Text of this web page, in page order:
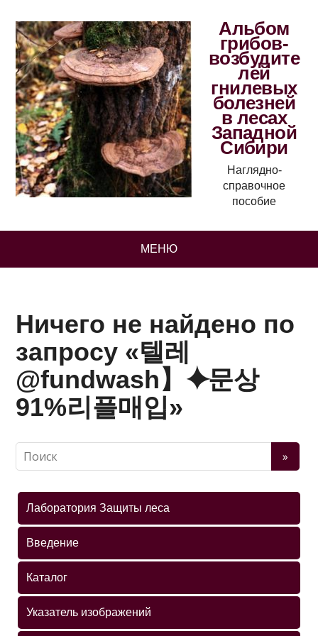
Альбом
грибов-
возбудите
лей
гнилевых
болезней
в лесах
Западной
Сибири
Наглядно-
справочное
пособие
МЕНЮ
Ничего не найдено по
запросу «텔레
@fundwash】⯌문상
91%리플매입»
Лаборатория Защиты леса
Введение
Каталог
Указатель изображений